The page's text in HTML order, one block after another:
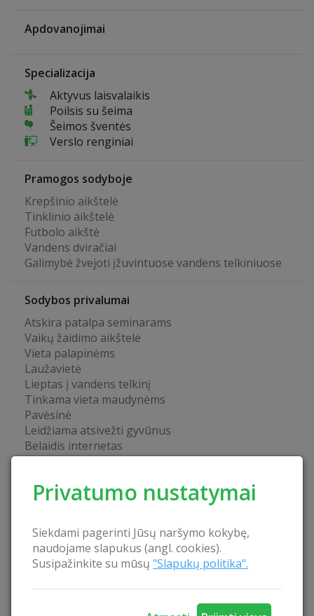
Privatumo nustatymai
Siekdami pagerinti Jūsų naršymo kokybę,
naudojame slapukus (angl. cookies).
Susipažinkite su mūsų "Slapukų politika".
Apdovanojimai
Specializacija
Aktyvus laisvalaikis
Poilsis su šeima
Šeimos šventės
Verslo renginiai
Pramogos sodyboje
Krepšinio aikštelė
Tinklinio aikštelė
Futbolo aikštė
Vandens dviračiai
Galimybė žvejoti įžuvintuose vandens telkiniuose
Sodybos privalumai
Atskira patalpa seminarams
Vaikų žaidimo aikštelė
Vieta palapinėms
Laužavietė
Lieptas į vandens telkinį
Tinkama vieta maudynėms
Pavėsinė
Leidžiama atsivežti gyvūnus
Belaidis internetas
Maitinimo paslauga
Angliškai
Rusiškai
Svečiai priimami